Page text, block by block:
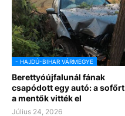
- HAJDÚ-BIHAR VÁRMEGYE
Berettyóújfalunál fának
csapódott egy autó: a sofőrt
a mentők vitték el
Július 24, 2026